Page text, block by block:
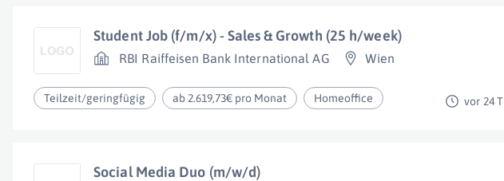
Student Job (f/m/x) - Sales & Growth (25 h/week)
RBI Raiffeisen Bank International AG Wien
Teilzeit/geringfügig ab 2.619,73€ pro Monat Homeoffice vor 24 T
Social Media Duo (m/w/d)